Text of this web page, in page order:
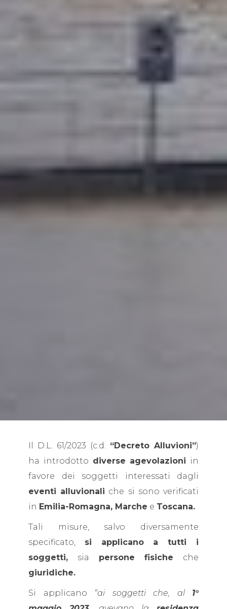
Il D.L. 61/2023 (c.d. “Decreto Alluvioni”)
ha introdotto diverse agevolazioni in
favore dei soggetti interessati dagli
eventi alluvionali che si sono verificati
in Emilia-Romagna, Marche e Toscana.
Tali misure, salvo diversamente
specificato, si applicano a tutti i
soggetti, sia persone fisiche che
giuridiche.
Si applicano “ai soggetti che, al 1°